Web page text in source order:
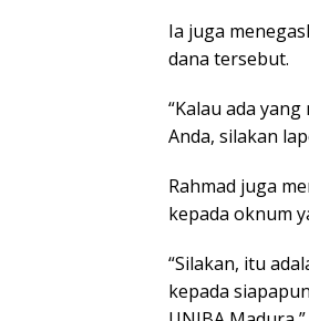
Ia juga
dana tersebut.
“Kalau ada
Anda, silakan
Rahmad juga
kepada oknum
“Silakan, itu
kepada